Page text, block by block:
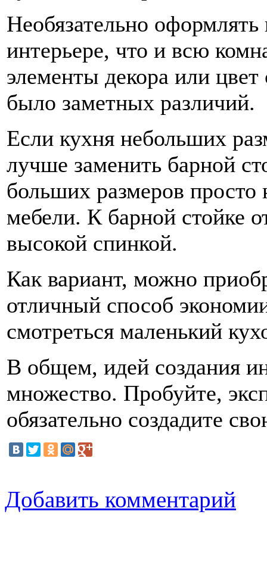
Необязательно
интерьере, что и всю
элементы декора или
было заметных различий.
Если кухня небольших
лучше заменить барной
больших размеров просто
мебели. К барной стойке
высокой спинкой.
Как вариант, можно
отличный способ
смотреться маленький
В общем, идей создания
множество. Пробуйте,
обязательно создадите
Добавить комментарий